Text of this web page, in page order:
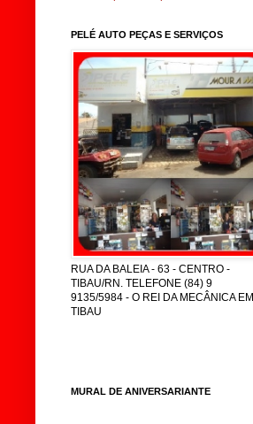
PELÉ AUTO PEÇAS E SERVIÇOS
RUA DA BALEIA - 63 - CENTRO -
TIBAU/RN. TELEFONE (84) 9
9135/5984 - O REI DA MECÂNICA EM
TIBAU
MURAL DE ANIVERSARIANTE